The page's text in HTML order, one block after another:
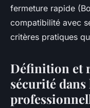
fermeture rapide
compatibilité avec
critères pratiques
Définition et
sécurité